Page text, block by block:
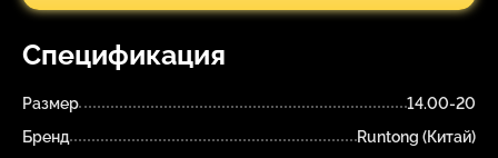
Спецификация
Размер
14.00-20
Бренд
Runtong (Китай)